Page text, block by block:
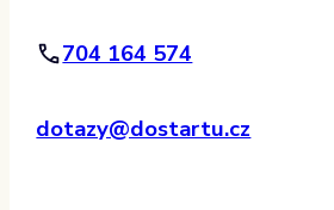
704 164 574
dotazy@dostartu.cz